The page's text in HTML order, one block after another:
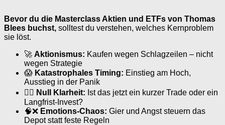
Bevor du die Masterclass Aktien und ETFs von Thomas
Blees buchst, solltest du verstehen, welches Kernproblem
sie löst.
🚀 Aktionismus: Kaufen wegen Schlagzeilen – nicht
wegen Strategie
😱 Katastrophales Timing: Einstieg am Hoch,
Ausstieg in der Panik
🤷‍♂️ Null Klarheit: Ist das jetzt ein kurzer Trade oder ein
Langfrist-Invest?
🧠❌ Emotions-Chaos: Gier und Angst steuern das
Depot statt feste Regeln